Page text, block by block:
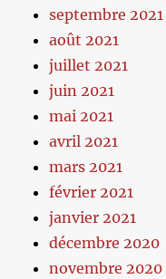
septembre 2021
août 2021
juillet 2021
juin 2021
mai 2021
avril 2021
mars 2021
février 2021
janvier 2021
décembre 2020
novembre 2020